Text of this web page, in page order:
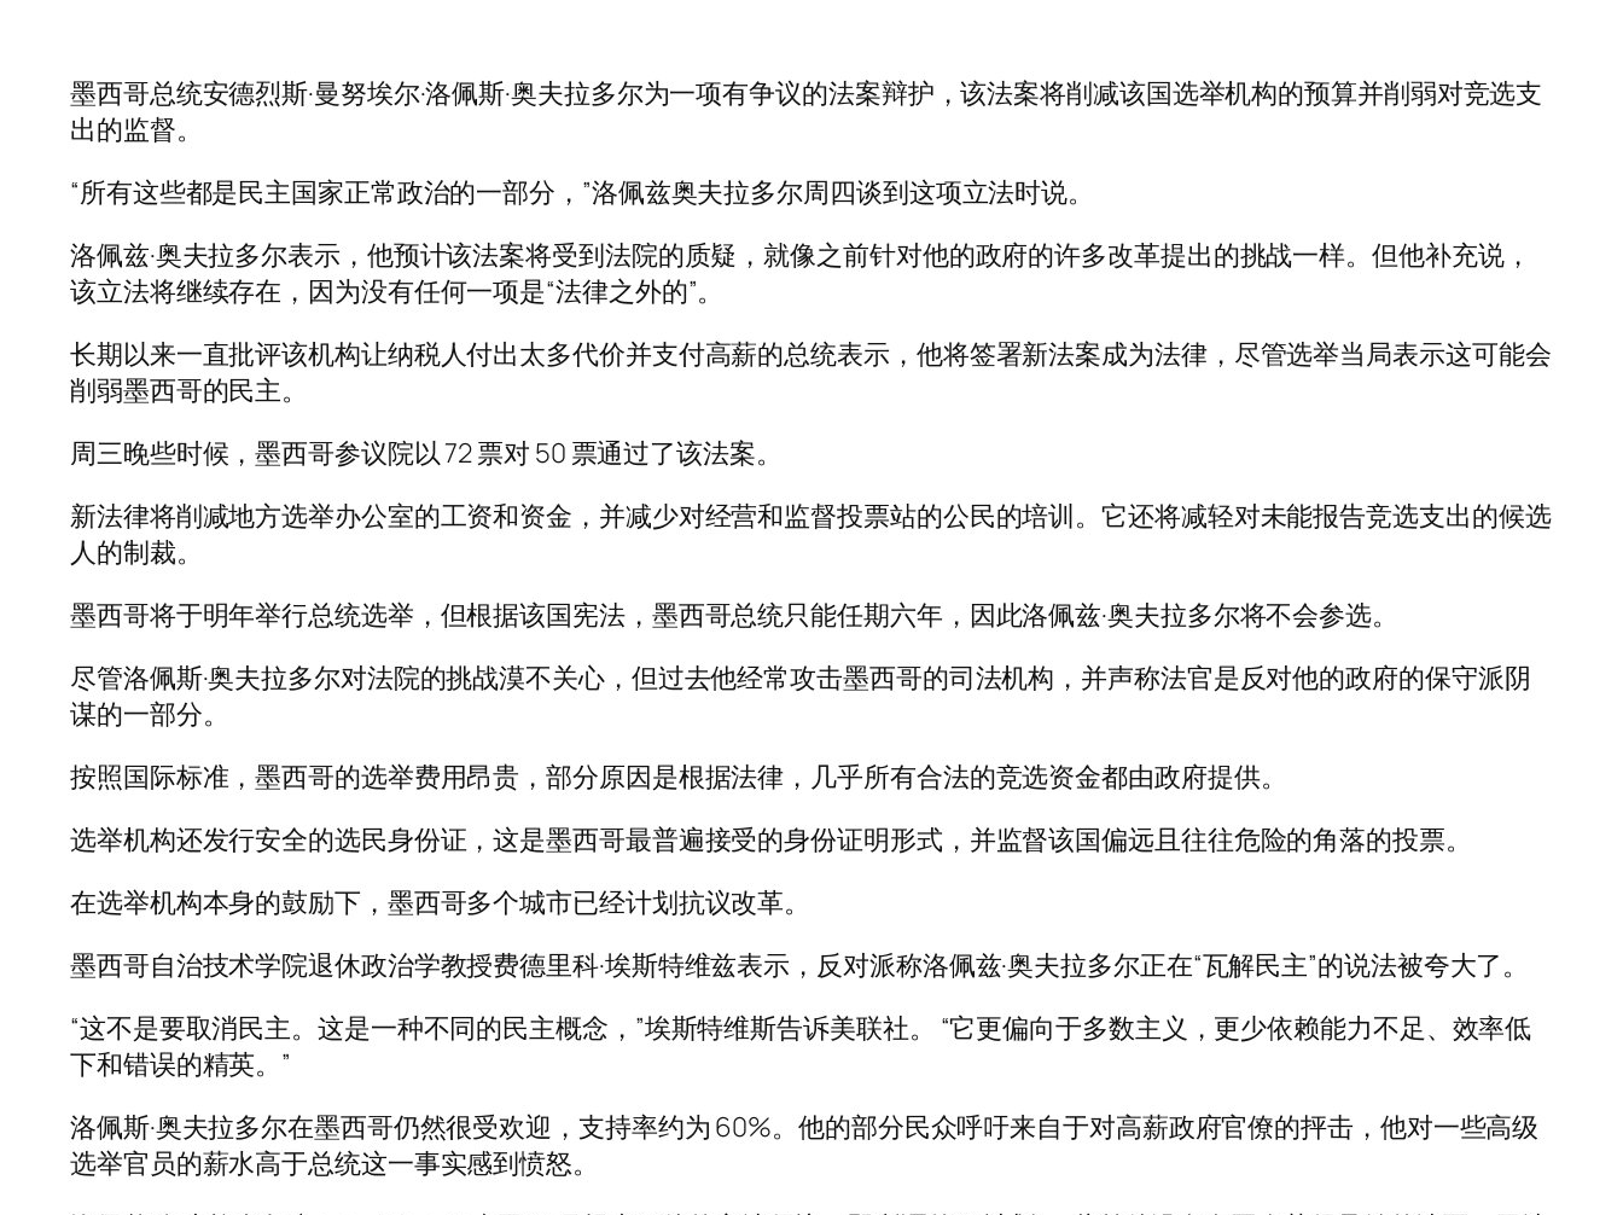
墨西哥总统安德烈斯·曼努埃尔·洛佩斯·奥夫拉多尔为一项有争议的法案辩护，该法案将削减该国选举机构的预算并削弱对竞选支
出的监督。
“所有这些都是民主国家正常政治的一部分，”洛佩兹奥夫拉多尔周四谈到这项立法时说。
洛佩兹·奥夫拉多尔表示，他预计该法案将受到法院的质疑，就像之前针对他的政府的许多改革提出的挑战一样。但他补充说，
该立法将继续存在，因为没有任何一项是“法律之外的”。
长期以来一直批评该机构让纳税人付出太多代价并支付高薪的总统表示，他将签署新法案成为法律，尽管选举当局表示这可能会
削弱墨西哥的民主。
周三晚些时候，墨西哥参议院以 72 票对 50 票通过了该法案。
新法律将削减地方选举办公室的工资和资金，并减少对经营和监督投票站的公民的培训。它还将减轻对未能报告竞选支出的候选
人的制裁。
墨西哥将于明年举行总统选举，但根据该国宪法，墨西哥总统只能任期六年，因此洛佩兹·奥夫拉多尔将不会参选。
尽管洛佩斯·奥夫拉多尔对法院的挑战漠不关心，但过去他经常攻击墨西哥的司法机构，并声称法官是反对他的政府的保守派阴
谋的一部分。
按照国际标准，墨西哥的选举费用昂贵，部分原因是根据法律，几乎所有合法的竞选资金都由政府提供。
选举机构还发行安全的选民身份证，这是墨西哥最普遍接受的身份证明形式，并监督该国偏远且往往危险的角落的投票。
在选举机构本身的鼓励下，墨西哥多个城市已经计划抗议改革。
墨西哥自治技术学院退休政治学教授费德里科·埃斯特维兹表示，反对派称洛佩兹·奥夫拉多尔正在“瓦解民主”的说法被夸大了。
“这不是要取消民主。这是一种不同的民主概念，”埃斯特维斯告诉美联社。 “它更偏向于多数主义，更少依赖能力不足、效率低
下和错误的精英。”
洛佩斯·奥夫拉多尔在墨西哥仍然很受欢迎，支持率约为 60%。他的部分民众呼吁来自于对高薪政府官僚的抨击，他对一些高级
选举官员的薪水高于总统这一事实感到愤怒。